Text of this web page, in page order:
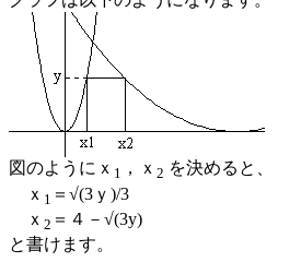
図のようにｘ 1 ，ｘ 2 を決めると、
ｘ 1 ＝√(3ｙ)/3
ｘ 2 ＝４－√(3y)
と書けます。